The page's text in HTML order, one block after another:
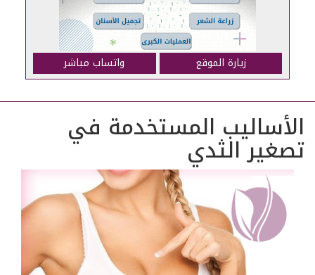
زيارة الموقع واتساب مباشر
الأساليب المستخدمة في
تصغير الثدي